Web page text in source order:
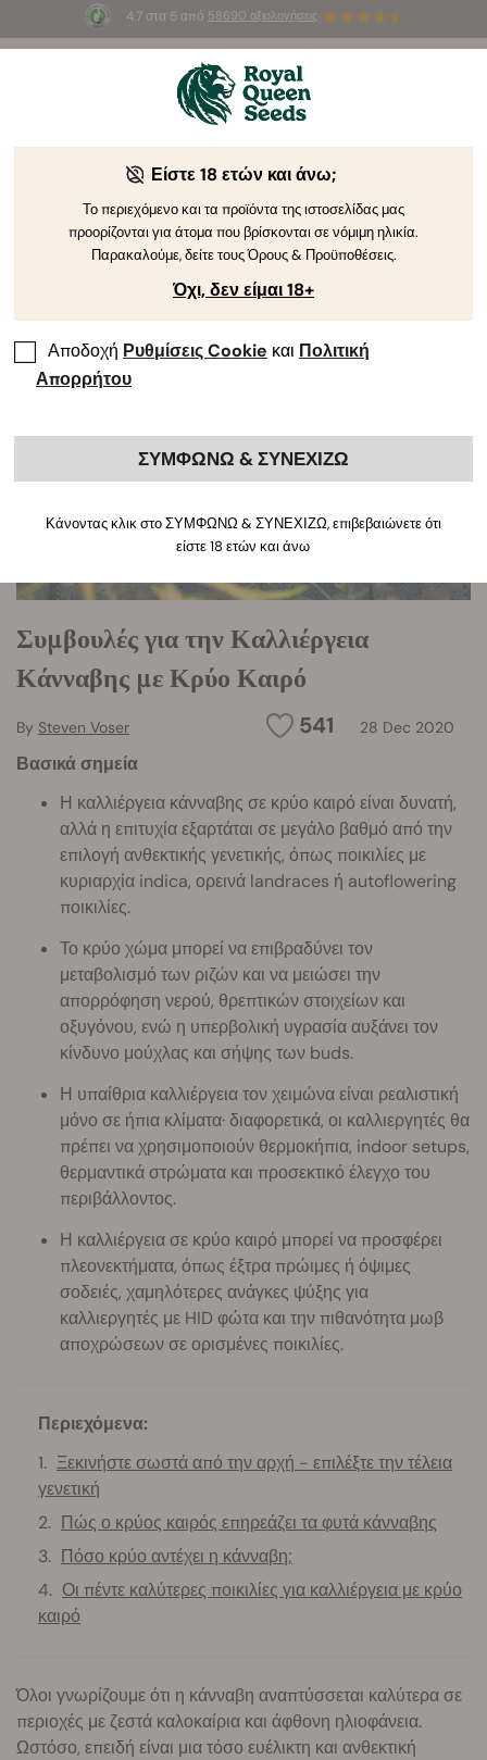
4.7 στα 5 από 58690 αξιολογήσεις
Summer Sales : Έως και -50%
προϊόντα! ⏤
Οδηγός Καλλιέργειας Κάνναβης από τη Royal Queen Seeds
Ευρετήριο Θεμάτων Οδηγού Καλλιέργειας
Συμβουλές για την Καλλιέργεια
Κάνναβης με Κρύο Καιρό
541 28 Dec 2020
By Steven Voser
Βασικά σημεία
Η καλλιέργεια κάνναβης σε κρύο καιρό είναι δυνατή,
αλλά η επιτυχία εξαρτάται σε μεγάλο βαθμό από την
επιλογή ανθεκτικής γενετικής, όπως ποικιλίες με
κυριαρχία indica, ορεινά landraces ή autoflowering
ποικιλίες.
Το κρύο χώμα μπορεί να επιβραδύνει τον
μεταβολισμό των ριζών και να μειώσει την
απορρόφηση νερού, θρεπτικών στοιχείων και
οξυγόνου, ενώ η υπερβολική υγρασία αυξάνει τον
κίνδυνο μούχλας και σήψης των buds.
Η υπαίθρια καλλιέργεια τον χειμώνα είναι ρεαλιστική
μόνο σε ήπια κλίματα· διαφορετικά, οι καλλιεργητές θα
πρέπει να χρησιμοποιούν θερμοκήπια, indoor setups,
θερμαντικά στρώματα και προσεκτικό έλεγχο του
περιβάλλοντος.
Η καλλιέργεια σε κρύο καιρό μπορεί να προσφέρει
πλεονεκτήματα, όπως έξτρα πρώιμες ή όψιμες
σοδειές, χαμηλότερες ανάγκες ψύξης για
καλλιεργητές με HID φώτα και την πιθανότητα μωβ
αποχρώσεων σε ορισμένες ποικιλίες.
Περιεχόμενα:
Ξεκινήστε σωστά από την αρχή - επιλέξτε την τέλεια
γενετική
Πώς ο κρύος καιρός επηρεάζει τα φυτά κάνναβης
Πόσο κρύο αντέχει η κάνναβη;
Οι πέντε καλύτερες ποικιλίες για καλλιέργεια με κρύο
καιρό
Όλοι γνωρίζουμε ότι η κάνναβη αναπτύσσεται καλύτερα σε
περιοχές με ζεστά καλοκαίρια και άφθονη ηλιοφάνεια.
Ωστόσο, επειδή είναι μια τόσο ευέλικτη και ανθεκτική
Είστε 18 ετών και άνω;
Το περιεχόμενο και τα προϊόντα της ιστοσελίδας μας
προορίζονται για άτομα που βρίσκονται σε νόμιμη ηλικία.
Παρακαλούμε, δείτε τους Όρους & Προϋποθέσεις.
Όχι, δεν είμαι 18+
Αποδοχή Ρυθμίσεις Cookie και Πολιτική
Απορρήτου
ΣΥΜΦΩΝΩ & ΣΥΝΕΧΙΖΩ
Κάνοντας κλικ στο ΣΥΜΦΩΝΩ & ΣΥΝΕΧΙΖΩ, επιβεβαιώνετε ότι
είστε 18 ετών και άνω